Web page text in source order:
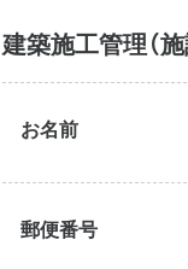
建築施工管理（
お名前
郵便番号